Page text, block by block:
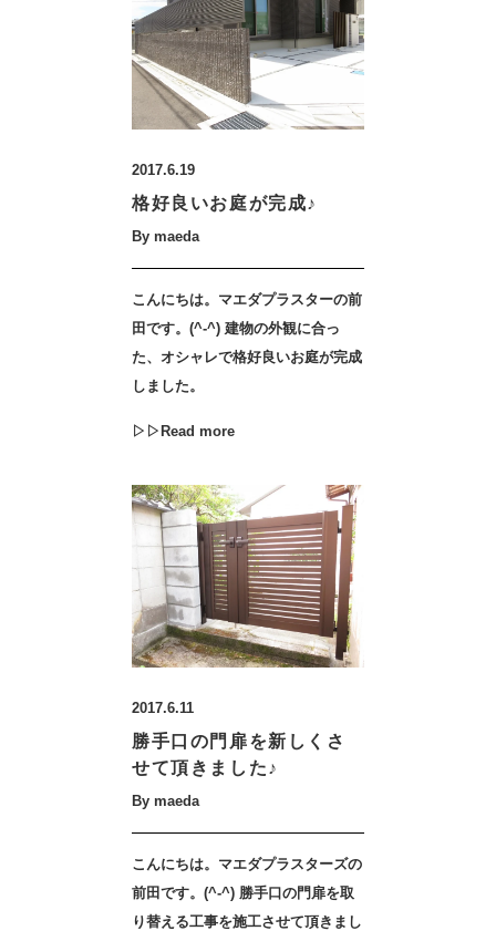
2017.6.19
格好良いお庭が完成♪
By maeda
こんにちは。マエダプラスターの前
田です。(^-^) 建物の外観に合っ
た、オシャレで格好良いお庭が完成
しました。
▷▷Read more
2017.6.11
勝手口の門扉を新しくさ
せて頂きました♪
By maeda
こんにちは。マエダプラスターズの
前田です。(^-^) 勝手口の門扉を取
り替える工事を施工させて頂きまし